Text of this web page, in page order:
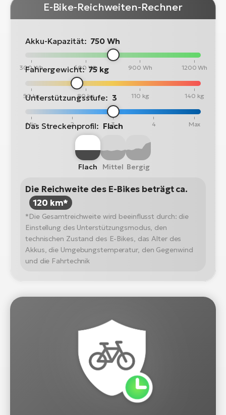
E-Bike-Reichweiten-Rechner
Akku-Kapazität: 750 Wh
300 Wh 600 Wh 900 Wh 1200 Wh
Fahrergewicht: 75 kg
50 kg 80 kg 110 kg 140 kg
Unterstützungsstufe: 3
Min 2 3 4 Max
Das Streckenprofil: Flach
Flach Mittel Bergig
Die Reichweite des E-Bikes beträgt ca.
120 km*
*Die Gesamtreichweite wird beeinflusst durch: die
Einstellung des Unterstützungsmodus, den
technischen Zustand des E-Bikes, das Alter des
Akkus, die Umgebungstemperatur, den Gegenwind
und die Fahrtechnik